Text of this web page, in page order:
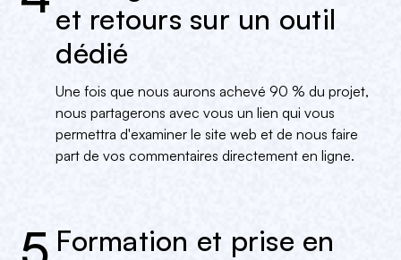
et retours sur un outil
dédié
Une fois que nous aurons achevé 90 % du projet,
nous partagerons avec vous un lien qui vous
permettra d'examiner le site web et de nous faire
part de vos commentaires directement en ligne.
Formation et prise en